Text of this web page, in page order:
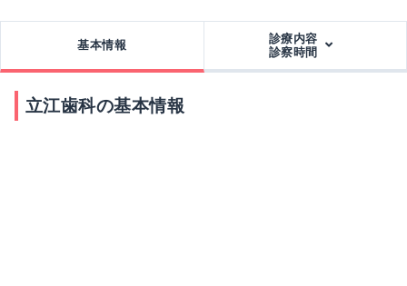
基本情報
診療内容
診察時間
立江歯科の基本情報